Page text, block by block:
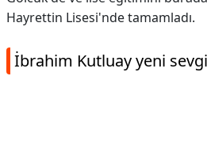
Hayrettin Lisesi'nde tamamladı.
İbrahim Kutluay yeni